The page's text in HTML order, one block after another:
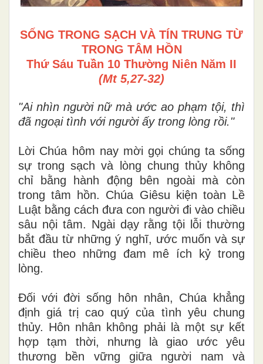
SỐNG TRONG SẠCH VÀ TÍN TRUNG TỪ
TRONG TÂM HỒN
Thứ Sáu Tuần 10 Thường Niên Năm II
(Mt 5,27-32)
"Ai nhìn người nữ mà ước ao phạm tội, thì
đã ngoại tình với người ấy trong lòng rồi."
Lời Chúa hôm nay mời gọi chúng ta sống
sự trong sạch và lòng chung thủy không
chỉ bằng hành động bên ngoài mà còn
trong tâm hồn. Chúa Giêsu kiện toàn Lề
Luật bằng cách đưa con người đi vào chiều
sâu nội tâm. Ngài dạy rằng tội lỗi thường
bắt đầu từ những ý nghĩ, ước muốn và sự
chiều theo những đam mê ích kỷ trong
lòng.
Đối với đời sống hôn nhân, Chúa khẳng
định giá trị cao quý của tình yêu chung
thủy. Hôn nhân không phải là một sự kết
hợp tạm thời, nhưng là giao ước yêu
thương bền vững giữa người nam và